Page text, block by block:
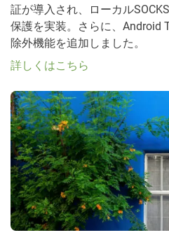
証が導入され、ローカル
保護を実装。さらに、Android
除外機能を追加しました。
詳しくはこちら